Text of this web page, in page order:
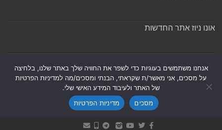
אונו ניוז אתר החדשות
אנחנו משתמשים בעוגיות כדי לשפר את החוויה שלך באתר שלנו, בלחיצה
על מסכים, אני מאשר/ת שקראתי, הבנתי ומסכים/מה למדיניות הפרטיות
של האתר ולעיבוד המידע האישי שלי.
מסכים
מדיניות הפרטיות